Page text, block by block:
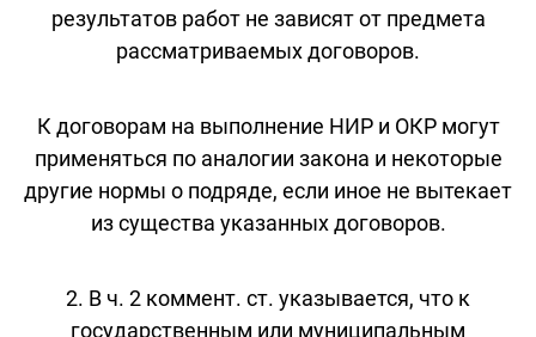
результатов работ не зависят от предмета
рассматриваемых договоров.
К договорам на выполнение НИР и ОКР могут
применяться по аналогии закона и некоторые
другие нормы о подряде, если иное не вытекает
из существа указанных договоров.
2. В ч. 2 коммент. ст. указывается, что к
государственным или муниципальным